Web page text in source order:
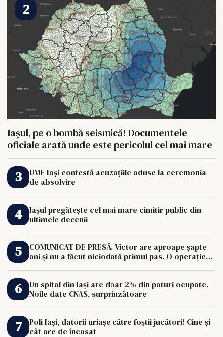
Iașul, pe o bombă seismică! Documentele
oficiale arată unde este pericolul cel mai mare
UMF Iași contestă acuzațiile aduse la ceremonia
de absolvire
Iașul pregătește cel mai mare cimitir public din
ultimele decenii
COMUNICAT DE PRESĂ. Victor are aproape șapte
ani și nu a făcut niciodată primul pas. O operație
Un spital din Iași are doar 2% din paturi ocupate.
Noile date CNAS, surprinzătoare
Poli Iași, datorii uriașe către foștii jucători! Cine și
cât are de încasat